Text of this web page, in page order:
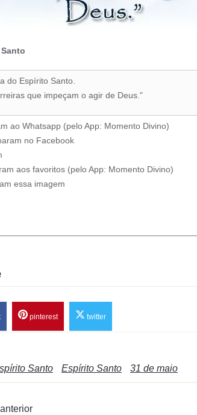
do Espírito Santo.
que impeçam o agir de Deus."
ao Whatsapp (pelo App: Momento Divino)
no Facebook
aos favoritos (pelo App: Momento Divino)
essa imagem
pinterest twitter
Santo Espírito Santo 31 de maio